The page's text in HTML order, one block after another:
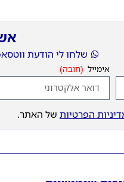
שלחו לי הודעת
אימייל
הפרטיות של האתר.